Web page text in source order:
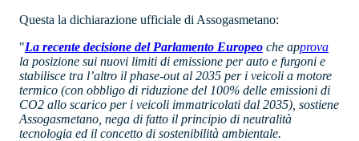
Questa la dichiarazione ufficiale di Assogasmetano:
"La recente decisione del Parlamento Europeo che approva
la posizione sui nuovi limiti di emissione per auto e furgoni e
stabilisce tra l’altro il phase-out al 2035 per i veicoli a motore
termico (con obbligo di riduzione del 100% delle emissioni di
CO2 allo scarico per i veicoli immatricolati dal 2035), sostiene
Assogasmetano, nega di fatto il principio di neutralità
tecnologia ed il concetto di sostenibilità ambientale.